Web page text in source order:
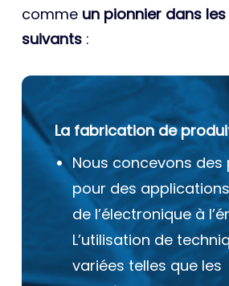
comme un pionnier dans
suivants :
La fabrication de
Nous concevons des
pour des
de l’électronique à
L’utilisation de
variées telles que les